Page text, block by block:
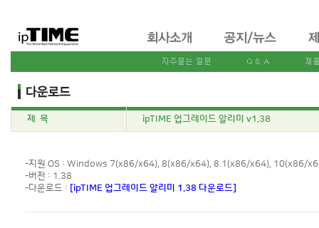
제 목 ipTIME 업그레이드 알리미 v1.38
-지원 OS : Windows 7(x86/x64), 8(x86/x64), 8.1(x86/x64), 10(x86/
-버전 : 1.38
-다운로드 :
[ipTIME 업그레이드 알리미 1.38 다운로드]